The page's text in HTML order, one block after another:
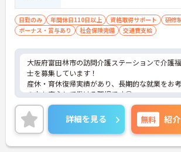
日勤のみ 年間休日110日以上 資格取得サポート
研修
ボーナス・賞与あり
社会保険完備 交通費支給
大阪府富田林市の訪問介護ステーションで介護
士を募集しています！
産休・育休復帰実績があり、長期的な就業をお
の方も安心して働ける職場です◎
ご興味のある方は、面接のポイントをお伝えし
のでお気軽にご連絡ください！
詳細を見る 無料 紹